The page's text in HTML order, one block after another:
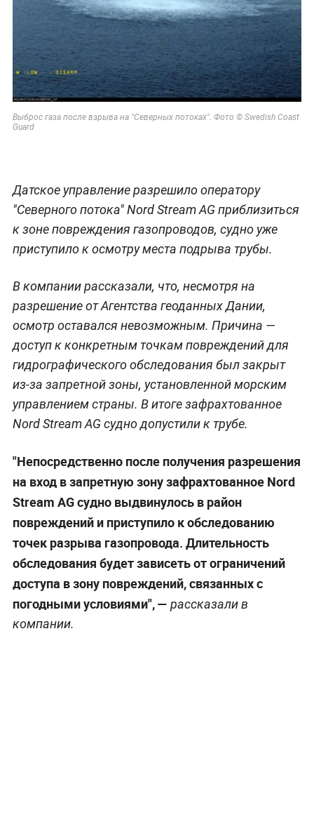
Выброс газа после взрыва на "Северных потоках". Фото © Swedish Coast
Guard
Датское управлениеразрешило оператору
"Северного потока" Nord Stream AG приблизиться
к зоне повреждения газопроводов, судно уже
приступило к осмотру места подрыва трубы.
В компании рассказали, что, несмотря на
разрешение от Агентства геоданных Дании,
осмотр оставался невозможным. Причина —
доступ к конкретным точкам повреждений для
гидрографического обследования был закрыт
из-за запретной зоны, установленной морским
управлением страны. В итоге зафрахтованное
Nord Stream AG судно допустили к трубе.
"Непосредственно после получения разрешения
на вход в запретную зону зафрахтованное Nord
Stream AG судно выдвинулось в район
повреждений и приступило к обследованию
точек разрыва газопровода. Длительность
обследования будет зависеть от ограничений
доступа в зону повреждений, связанных с
погодными условиями", — рассказали в
компании.